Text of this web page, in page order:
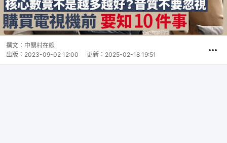
撰文： 中關村在線
出版： 2023-09-02 12:00 更新： 2025-02-18 19:51